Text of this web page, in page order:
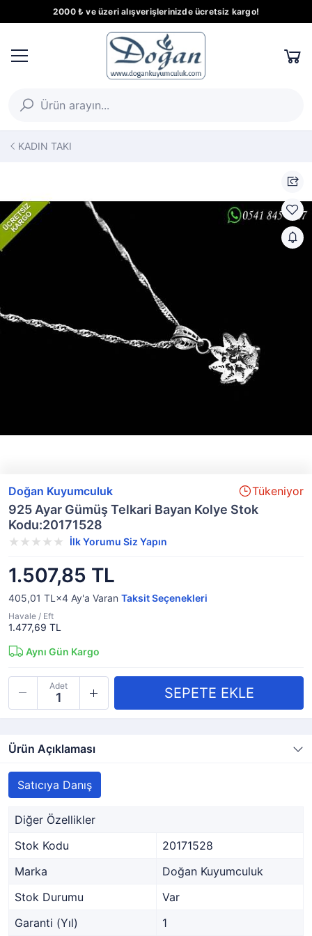
2000 ₺ ve üzeri alışverişlerinizde ücretsiz kargo!
KADIN TAKI
Doğan Kuyumculuk Tükeniyor
925 Ayar Gümüş Telkari Bayan Kolye Stok
Kodu:20171528
İlk Yorumu Siz Yapın
1.507,85 TL
405,01 TL×4 Ay'a Varan Taksit Seçenekleri
Havale / Eft
1.477,69 TL
Aynı Gün Kargo
Adet
Ürün Açıklaması
Satıcıya Danış
Diğer Özellikler
Stok Kodu
20171528
Marka
Doğan Kuyumculuk
Stok Durumu
Var
Garanti (Yıl)
1